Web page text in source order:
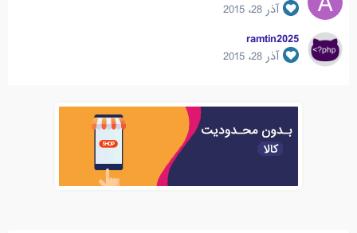
آذر 28، 2015
ramtin2025
آذر 28، 2015